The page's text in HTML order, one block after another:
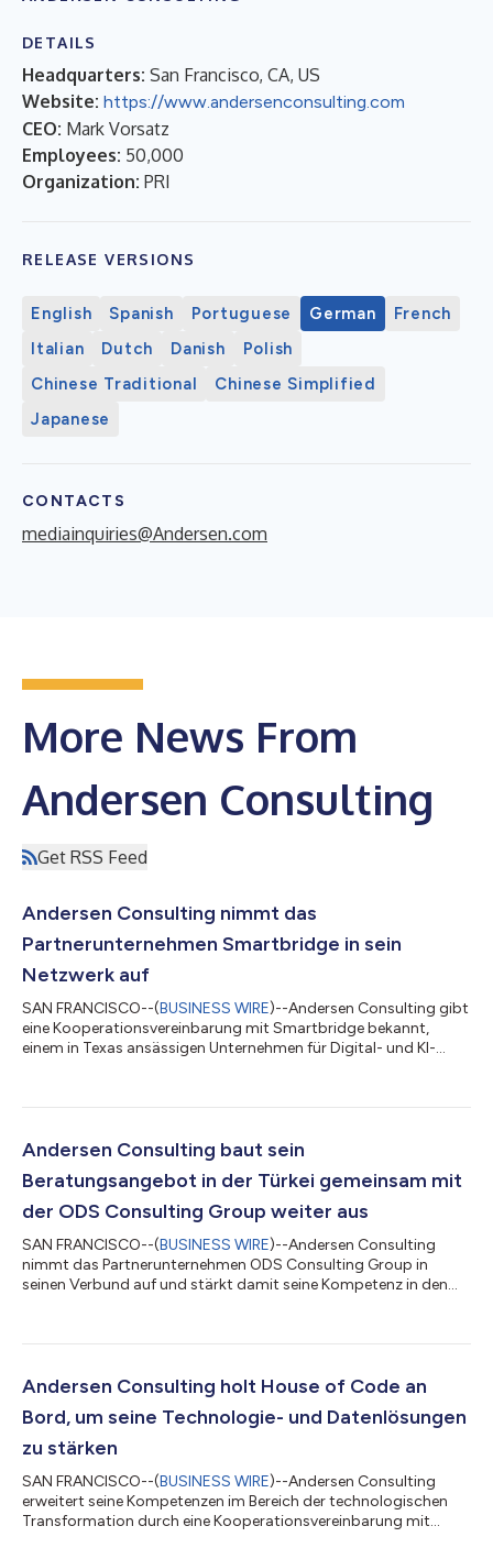
DETAILS
Headquarters: San Francisco, CA, US
Website: https://www.andersenconsulting.com
CEO: Mark Vorsatz
Employees: 50,000
Organization: PRI
RELEASE VERSIONS
English Spanish Portuguese German
French
Italian
Dutch Danish
Polish
Chinese Traditional
Chinese Simplified
Japanese
CONTACTS
mediainquiries@Andersen.com
More News From
Andersen Consulting
Get RSS Feed
Andersen Consulting nimmt das
Partnerunternehmen Smartbridge in sein
Netzwerk auf
SAN FRANCISCO--(BUSINESS WIRE)--Andersen Consulting gibt
eine Kooperationsvereinbarung mit Smartbridge bekannt,
einem in Texas ansässigen Unternehmen für Digital- und KI-
digitalen Transformation. Smartbridge wurde 2003 gegründet
Transformation zu beschleunigen und ihre Abläufe durch
digitale Innovation, KI, Daten und Analytik sowie Di...
Andersen Consulting baut sein
Beratungsangebot in der Türkei gemeinsam mit
der ODS Consulting Group weiter aus
SAN FRANCISCO--(BUSINESS WIRE)--Andersen Consulting
nimmt das Partnerunternehmen ODS Consulting Group in
seinen Verbund auf und stärkt damit seine Kompetenz in den
gegründet, hat ihren Hauptsitz in der Türkei und bietet
Wachstums-, Talent- und Investitionsmöglichkeiten in der
Türkei und auf internationalen Märkten suchen. Das Unter...
Andersen Consulting holt House of Code an
Bord, um seine Technologie- und Datenlösungen
zu stärken
SAN FRANCISCO--(BUSINESS WIRE)--Andersen Consulting
erweitert seine Kompetenzen im Bereich der technologischen
Transformation durch eine Kooperationsvereinbarung mit